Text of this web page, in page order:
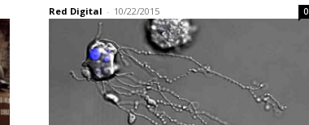
Red Digital - 10/22/2015 0